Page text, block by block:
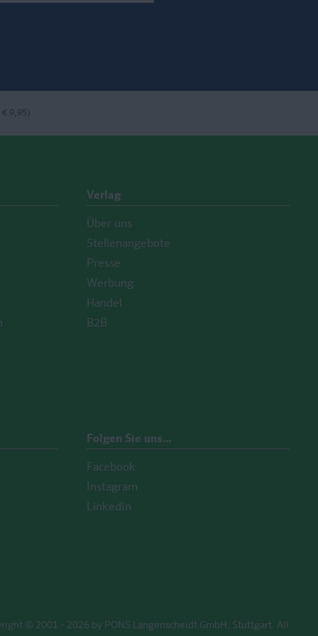
LinkedIn
€ 9,95)
Verlag
Über uns
Stellenangebote
Presse
Werbung
Handel
B2B
Folgen Sie uns…
Facebook
Instagram
LinkedIn
© 2001 - 2026 by PONS Langenscheidt GmbH, Stuttgart. All